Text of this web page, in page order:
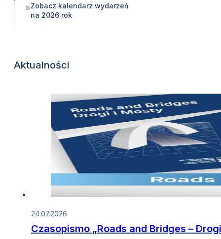
»Zobacz kalendarz wydarzeń
na 2026 rok
Aktualności
24.07.2026
Czasopismo „Roads and Bridges –